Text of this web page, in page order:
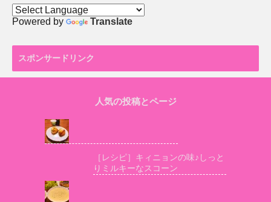
Powered by Translate
スポンサードリンク
人気の投稿とページ
［レシピ］キィニョンの味♪しっと
りミルキーなスコーン